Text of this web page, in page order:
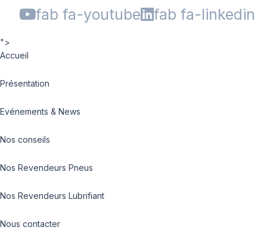
fab fa-youtube
fab fa-linkedin
">
Accueil
Présentation
Evénements & News
Nos conseils
Nos Revendeurs Pneus
Nos Revendeurs Lubrifiant
Nous contacter